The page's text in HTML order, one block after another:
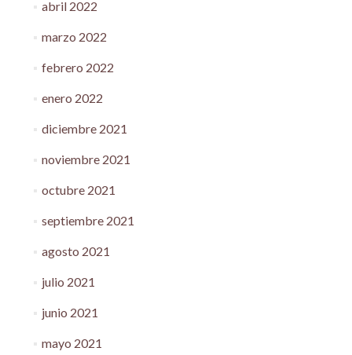
abril 2022
marzo 2022
febrero 2022
enero 2022
diciembre 2021
noviembre 2021
octubre 2021
septiembre 2021
agosto 2021
julio 2021
junio 2021
mayo 2021